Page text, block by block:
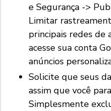
e Segurança ->
Limitar
principais redes de
acesse sua conta
anúncios
Solicite que seus
assim que você
Simplesmente